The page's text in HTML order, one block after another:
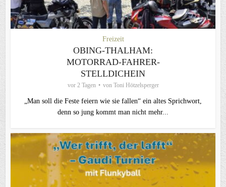
Freizeit
OBING-THALHAM:
MOTORRAD-FAHRER-
STELLDICHEIN
vor 2 Tagen von Toni Hötzelsperger
„Man soll die Feste feiern wie sie fallen“ ein altes Sprichwort,
denn so jung kommt man nicht mehr...